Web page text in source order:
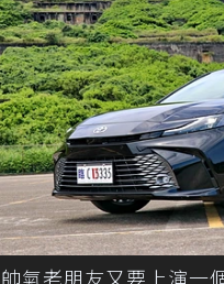
帥氣老朋友又要上演一